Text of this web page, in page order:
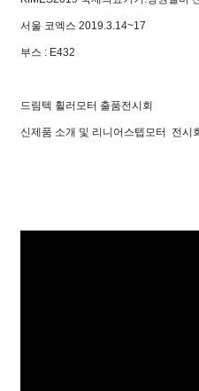
서울 코엑스 2019.3.14~17
부스 : E432
드림텍 휠러모터 출품전시회
신제품 소개 및 리니어스텝모터 전시